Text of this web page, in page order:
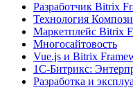
Разработчик Bitrix
Технология
Маркетплейс Bitrix
Многосайтовость
Vue.js и Bitrix
1С-Битрикс:
Разработка и